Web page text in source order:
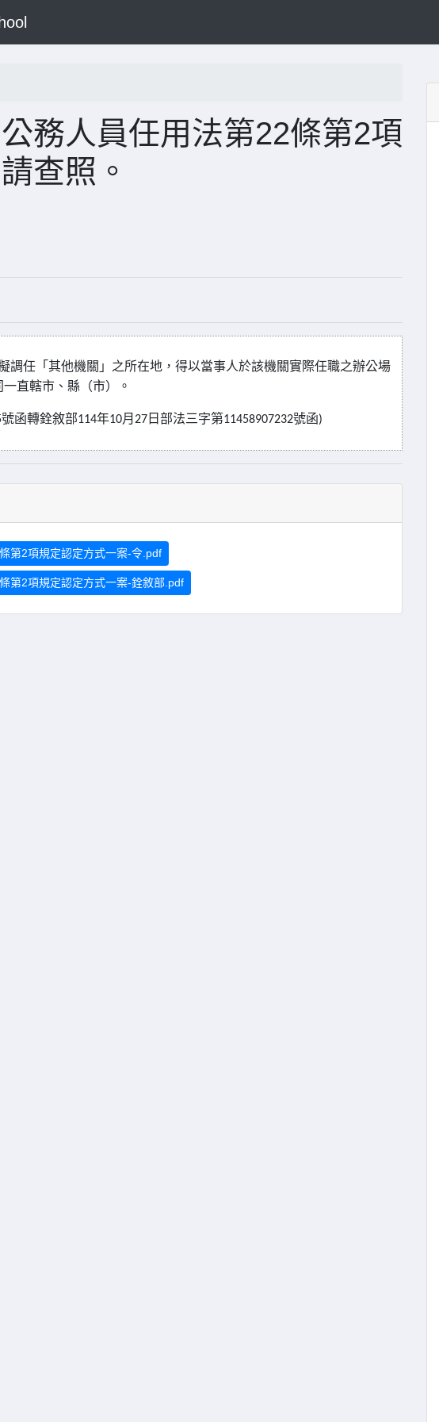
務人員任用法第22條第2項
查照。
調任「其他機關」之所在地，得以當事人於該機關實際任職之辦公場
直轄市、縣（市）。
號函轉銓敘部114年10月 27 日部法三字第11458907232號函)
第2項規定認定方式一案-令.pdf
第2項規定認定方式一案-銓敘部.pdf